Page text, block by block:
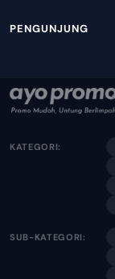
PENGUNJUNG
KATEGORI:
SUB-KATEGORI: